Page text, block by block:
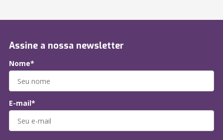
Assine a nossa newsletter
Nome*
E-mail*